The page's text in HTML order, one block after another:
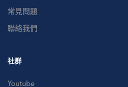
常見問題
聯絡我們
社群
Youtube